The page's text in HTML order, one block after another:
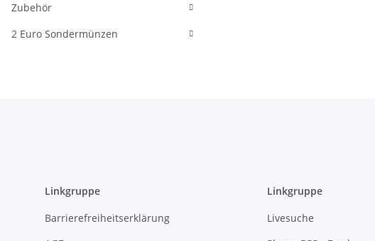
Zubehör
2 Euro Sondermünzen
Linkgruppe
Barrierefreiheitserklärung
Linkgruppe
Livesuche